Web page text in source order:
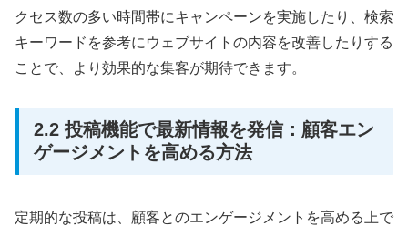
クセス数の多い時間帯にキャンペーンを実施したり、検索
キーワードを参考にウェブサイトの内容を改善したりする
ことで、より効果的な集客が期待できます。
2.2 投稿機能で最新情報を発信：顧客エン
ゲージメントを高める方法
定期的な投稿は、顧客とのエンゲージメントを高める上で